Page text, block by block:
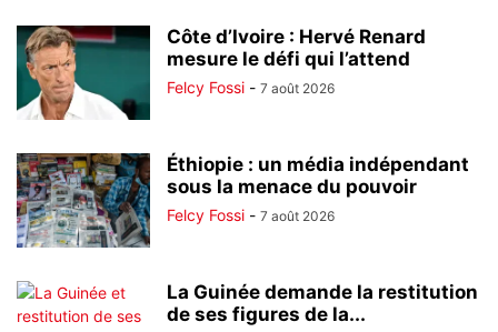
Côte d’Ivoire : Hervé Renard
mesure le défi qui l’attend
Felcy Fossi - 7 août 2026
Éthiopie : un média indépendant
sous la menace du pouvoir
Felcy Fossi - 7 août 2026
La Guinée demande la restitution
de ses figures de la...